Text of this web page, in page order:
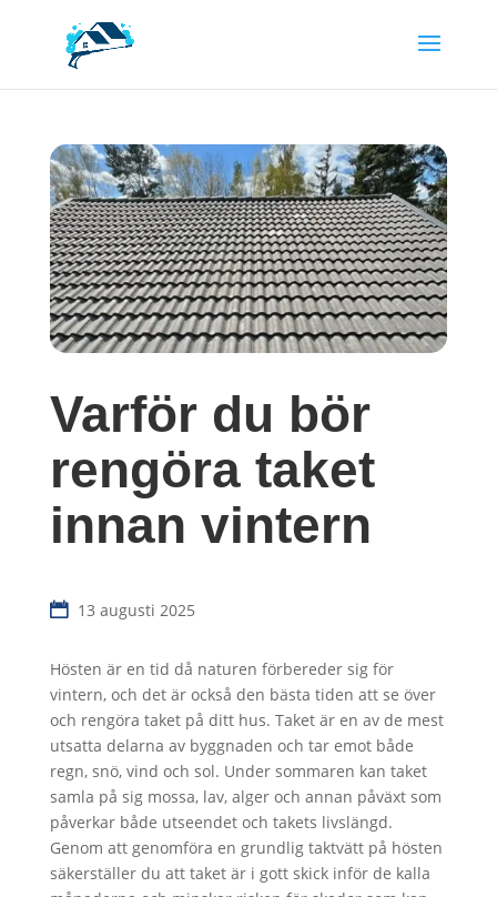
Varför du bör
rengöra taket
innan vintern
13 augusti 2025
Hösten är en tid då naturen förbereder sig för
vintern, och det är också den bästa tiden att se över
och rengöra taket på ditt hus. Taket är en av de mest
utsatta delarna av byggnaden och tar emot både
regn, snö, vind och sol. Under sommaren kan taket
samla på sig mossa, lav, alger och annan påväxt som
påverkar både utseendet och takets livslängd.
Genom att genomföra en grundlig taktvätt på hösten
säkerställer du att taket är i gott skick inför de kalla